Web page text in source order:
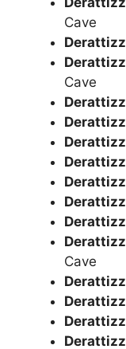
Cave
Cave
Cave